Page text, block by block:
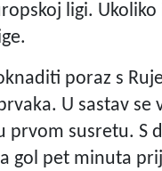
ligi.
poraz s
U sastav se
prvom susretu. S
gol pet minuta